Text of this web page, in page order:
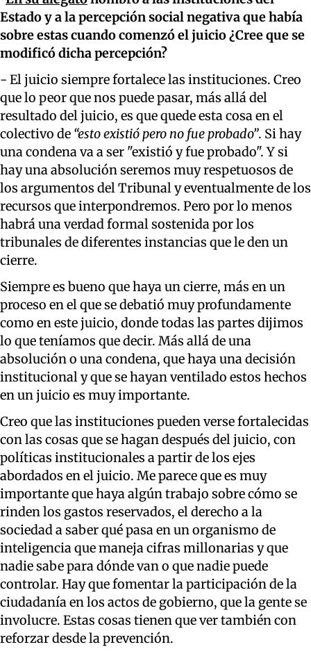
Estado y a la percepción social negativa que había
sobre estas cuando comenzó el juicio ¿Cree que se
modificó dicha percepción?
- El juicio siempre fortalece las instituciones. Creo
que lo peor que nos puede pasar, más allá del
resultado del juicio, es que quede esta cosa en el
colectivo de “esto existió pero no fue probado”. Si hay
una condena va a ser "existió y fue probado". Y si
hay una absolución seremos muy respetuosos de
los argumentos del Tribunal y eventualmente de los
recursos que interpondremos. Pero por lo menos
habrá una verdad formal sostenida por los
tribunales de diferentes instancias que le den un
cierre.
Siempre es bueno que haya un cierre, más en un
proceso en el que se debatió muy profundamente
como en este juicio, donde todas las partes dijimos
lo que teníamos que decir. Más allá de una
absolución o una condena, que haya una decisión
institucional y que se hayan ventilado estos hechos
en un juicio es muy importante.
Creo que las instituciones pueden verse fortalecidas
con las cosas que se hagan después del juicio, con
políticas institucionales a partir de los ejes
abordados en el juicio. Me parece que es muy
importante que haya algún trabajo sobre cómo se
rinden los gastos reservados, el derecho a la
sociedad a saber qué pasa en un organismo de
inteligencia que maneja cifras millonarias y que
nadie sabe para dónde van o que nadie puede
controlar. Hay que fomentar la participación de la
ciudadanía en los actos de gobierno, que la gente se
involucre. Estas cosas tienen que ver también con
reforzar desde la prevención.